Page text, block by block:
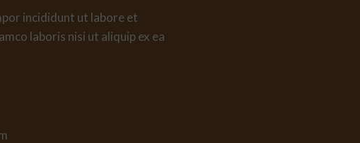
incididunt ut labore et
laboris nisi ut aliquip ex ea